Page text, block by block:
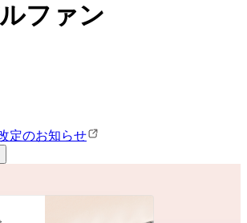
ファン
定のお知らせ